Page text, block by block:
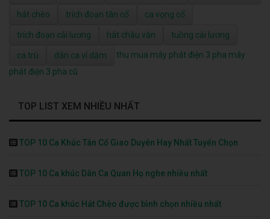
hát chèo trích đoạn tân cổ ca vọng cổ
trích đoạn cải lương hát chầu văn tuồng cải lương
ca trù dân ca ví dặm thu mua máy phát điện 3 pha máy
phát điện 3 pha cũ
TOP LIST XEM NHIỀU NHẤT
TOP 10 Ca Khúc Tân Cổ Giao Duyên Hay Nhất Tuyển Chọn
TOP 10 Ca khúc Dân Ca Quan Họ nghe nhiều nhất
TOP 10 Ca khúc Hát Chèo được bình chọn nhiều nhất